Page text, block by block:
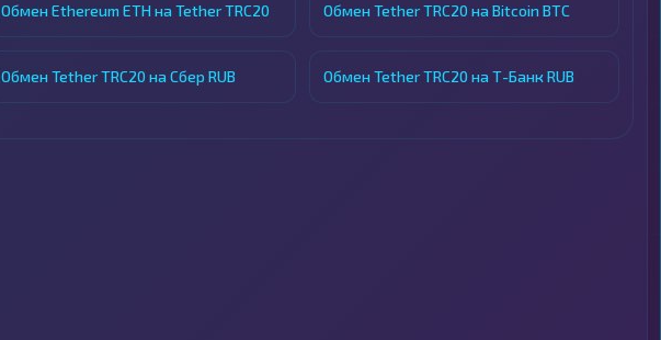
Обмен Ethereum ETH на Tether TRC20 Обмен Tether TRC20 на Bitcoin BTC
Обмен Tether TRC20 на Сбер RUB Обмен Tether TRC20 на Т-Банк RUB